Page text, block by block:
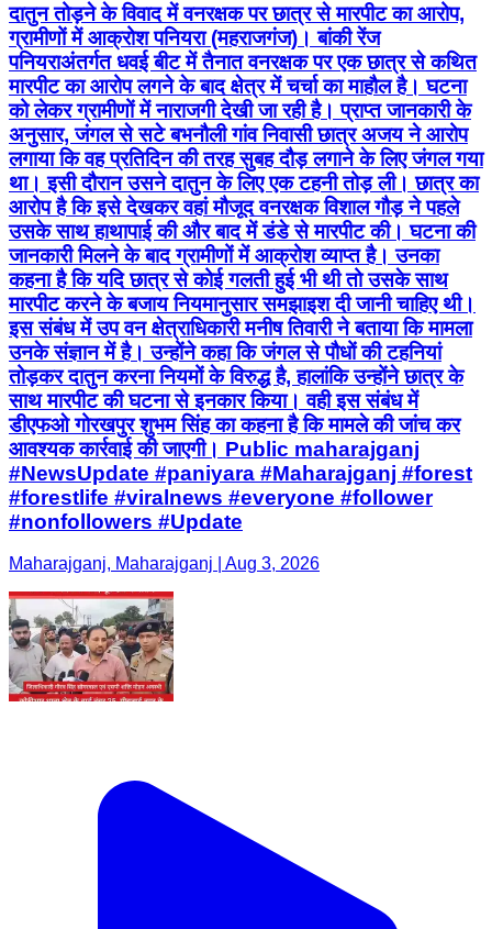
दातुन तोड़ने के विवाद में वनरक्षक पर छात्र से मारपीट का आरोप,
ग्रामीणों में आक्रोश पनियरा (महराजगंज)। बांकी रेंज
पनियराअंतर्गत धवई बीट में तैनात वनरक्षक पर एक छात्र से कथित
मारपीट का आरोप लगने के बाद क्षेत्र में चर्चा का माहौल है। घटना
को लेकर ग्रामीणों में नाराजगी देखी जा रही है। प्राप्त जानकारी के
अनुसार, जंगल से सटे बभनौली गांव निवासी छात्र अजय ने आरोप
लगाया कि वह प्रतिदिन की तरह सुबह दौड़ लगाने के लिए जंगल गया
था। इसी दौरान उसने दातुन के लिए एक टहनी तोड़ ली। छात्र का
आरोप है कि इसे देखकर वहां मौजूद वनरक्षक विशाल गौड़ ने पहले
उसके साथ हाथापाई की और बाद में डंडे से मारपीट की। घटना की
जानकारी मिलने के बाद ग्रामीणों में आक्रोश व्याप्त है। उनका
कहना है कि यदि छात्र से कोई गलती हुई भी थी तो उसके साथ
मारपीट करने के बजाय नियमानुसार समझाइश दी जानी चाहिए थी।
इस संबंध में उप वन क्षेत्राधिकारी मनीष तिवारी ने बताया कि मामला
उनके संज्ञान में है। उन्होंने कहा कि जंगल से पौधों की टहनियां
तोड़कर दातुन करना नियमों के विरुद्ध है, हालांकि उन्होंने छात्र के
साथ मारपीट की घटना से इनकार किया। वही इस संबंध में
डीएफओ गोरखपुर शुभम सिंह का कहना है कि मामले की जांच कर
आवश्यक कार्रवाई की जाएगी। Public maharajganj
#NewsUpdate #paniyara #Maharajganj #forest
#forestlife #viralnews #everyone #follower
#nonfollowers #Update
Maharajganj, Maharajganj | Aug 3, 2026